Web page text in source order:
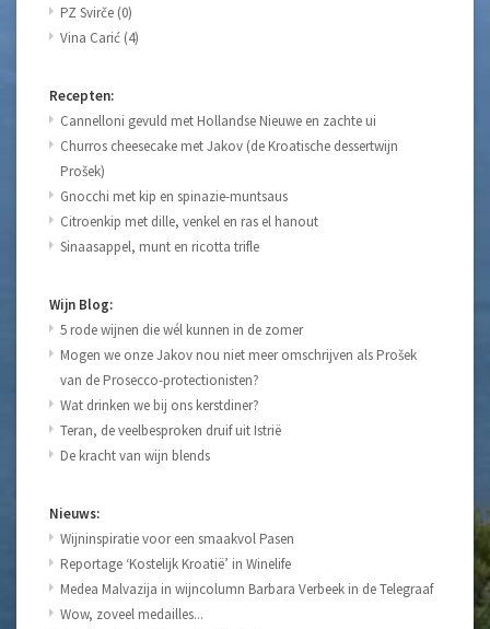
PZ Svirče (0)
Vina Carić (4)
Recepten:
Cannelloni gevuld met Hollandse Nieuwe en zachte ui
Churros cheesecake met Jakov (de Kroatische dessertwijn
Prošek)
Gnocchi met kip en spinazie-muntsaus
Citroenkip met dille, venkel en ras el hanout
Sinaasappel, munt en ricotta trifle
Wijn Blog:
5 rode wijnen die wél kunnen in de zomer
Mogen we onze Jakov nou niet meer omschrijven als Prošek
van de Prosecco-protectionisten?
Wat drinken we bij ons kerstdiner?
Teran, de veelbesproken druif uit Istrië
De kracht van wijn blends
Nieuws:
Wijninspiratie voor een smaakvol Pasen
Reportage ‘Kostelijk Kroatië’ in Winelife
Medea Malvazija in wijncolumn Barbara Verbeek in de Telegraaf
Wow, zoveel medailles...